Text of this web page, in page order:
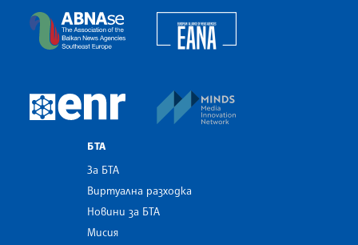
The Assocoation of the Balkan News Agencies
European Newsroom
БТА
За БТА
Виртуална разходка
Новини за БТА
Мисия